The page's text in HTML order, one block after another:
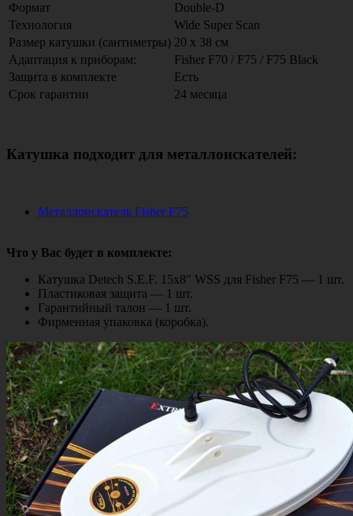
Формат
Double-D
Технология
Wide Super Scan
Размер катушки (сантиметры) 20 х 38 см
Адаптация к приборам:
Fisher F70 / F75 / F75 Black
Защита в комплекте
Есть
Срок гарантии
24 месяца
Катушка подходит для металлоискателей:
Металлоискатель Fisher F75
Что у Вас будет в комплекте:
Катушка Detech S.E.F. 15х8" WSS для Fisher F75 — 1 шт.
Пластиковая защита — 1 шт.
Гарантийный талон — 1 шт.
Фирменная упаковка (коробка).